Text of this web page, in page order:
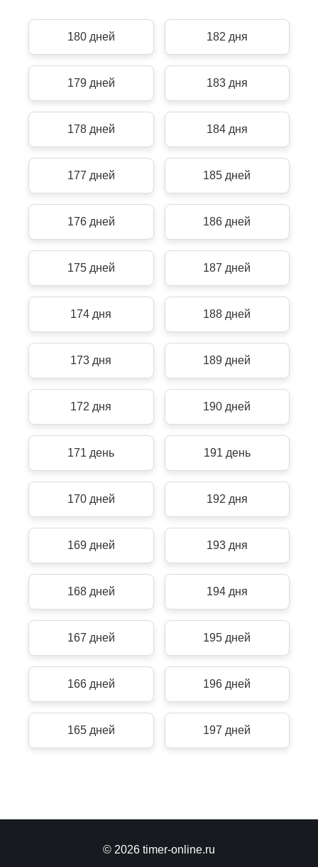
180 дней 182 дня
179 дней 183 дня
178 дней 184 дня
177 дней 185 дней
176 дней 186 дней
175 дней 187 дней
174 дня 188 дней
173 дня 189 дней
172 дня 190 дней
171 день 191 день
170 дней 192 дня
169 дней 193 дня
168 дней 194 дня
167 дней 195 дней
166 дней 196 дней
165 дней 197 дней
© 2026 timer-online.ru